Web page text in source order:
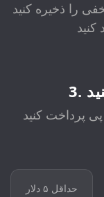
را ذخیره کنید
حداقل ۵ دلار